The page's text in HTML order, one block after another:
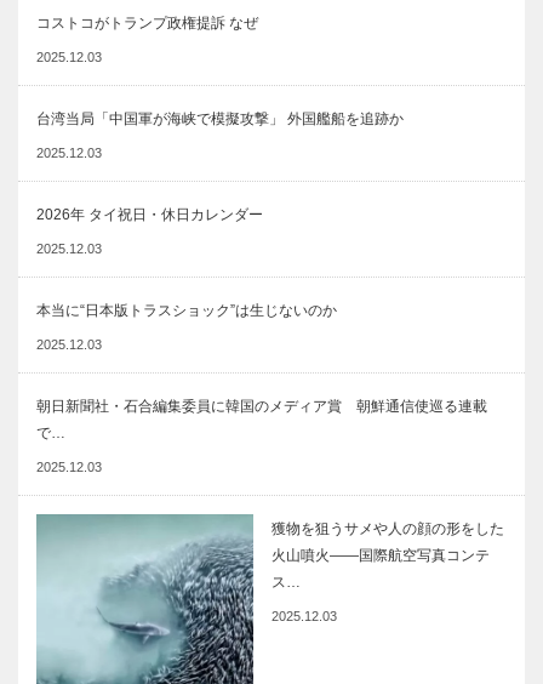
コストコがトランプ政権提訴 なぜ
2025.12.03
台湾当局「中国軍が海峡で模擬攻撃」 外国艦船を追跡か
2025.12.03
2026年 タイ祝日・休日カレンダー
2025.12.03
本当に“日本版トラスショック”は生じないのか
2025.12.03
朝日新聞社・石合編集委員に韓国のメディア賞 朝鮮通信使巡る連載
で…
2025.12.03
獲物を狙うサメや人の顔の形をした
火山噴火――国際航空写真コンテ
ス…
2025.12.03